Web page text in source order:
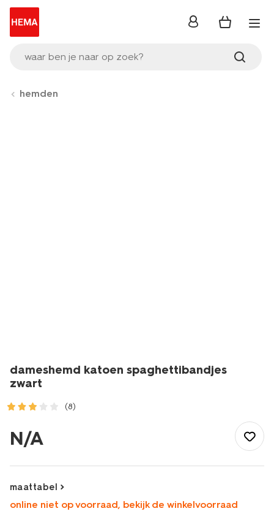
waar ben je naar op zoek?
inloggen
hemden
dameshemd katoen spaghettibandjes
zwart
(8)
katoen-
spaghettibandjes-
1000002181.html
N/A
maattabel
online niet op voorraad, bekijk de winkelvoorraad